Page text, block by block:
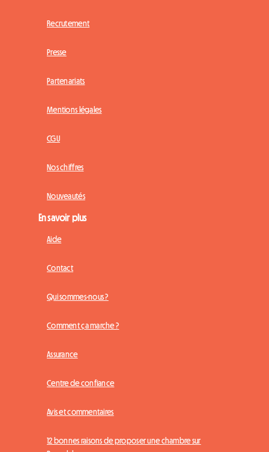
Recrutement
Presse
Partenariats
Mentions légales
CGU
Nos chiffres
Nouveautés
En savoir plus
Aide
Contact
Qui sommes-nous ?
Comment ça marche ?
Assurance
Centre de confiance
Avis et commentaires
12 bonnes raisons de proposer une chambre sur